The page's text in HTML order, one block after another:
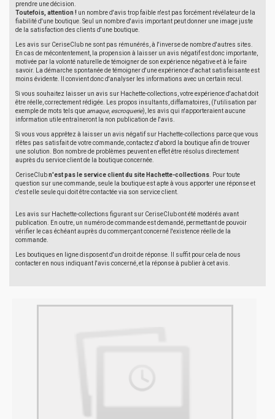
prendre une décision.
Toutefois, attention ! un nombre d'avis trop faible n'est pas forcément révélateur de la
fiabilité d'une boutique. Seul un nombre d'avis important peut donner une image juste
de la satisfaction des clients d'une boutique.
Les avis sur CeriseClub ne sont pas rémunérés, à l'inverse de nombre d'autres sites.
En cas de mécontentement, la propension à laisser un avis négatif est donc importante,
motivée par la volonté naturelle de témoigner de son expérience négative et à le faire
savoir. La démarche spontanée de témoigner d'une expérience d'achat satisfaisante est
moins évidente. Il convient donc d'analyser les informations avec un certain recul.
Si vous souhaitez laisser un avis sur Hachette-collections, votre expérience d'achat doit
être réelle, correctement rédigée. Les propos insultants, diffamatoires, (l'utilisation par
exemple de mots tels que arnaque, escroquerie), les avis qui n'apporteraient aucune
information utile entraîneront la non publication de l'avis.
Si vous vous apprêtez à laisser un avis négatif sur Hachette-collections parce que vous
n'êtes pas satisfait de votre commande, contactez d'abord la boutique afin de trouver
une solution. Bon nombre de problèmes peuvent en effet être résolus directement
auprès du service client de la boutique concernée.
CeriseClubn'est pas le service client du site Hachette-collections . Pour toute
question sur une commande, seule la boutique est apte à vous apporter une réponse et
c'est elle seule qui doit être contactée via son service client.
Les avis sur Hachette-collections figurant sur CeriseClub ont été modérés avant
publication. En outre, un numéro de commande est demandé, permettant de pouvoir
vérifier le cas échéant auprès du commerçant concerné l'existence réelle de la
commande.
Les boutiques en ligne disposent d'un droit de réponse. Il suffit pour cela de nous
contacter en nous indiquant l'avis concerné, et la réponse à publier à cet avis.